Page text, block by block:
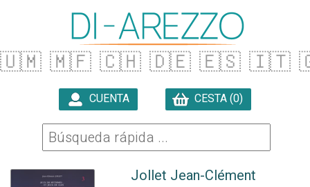
🇺🇲 🇲🇫 🇨🇭 🇩🇪 🇪🇸 🇮🇹
CUENTA CESTA (0)
Jollet Jean-Clément